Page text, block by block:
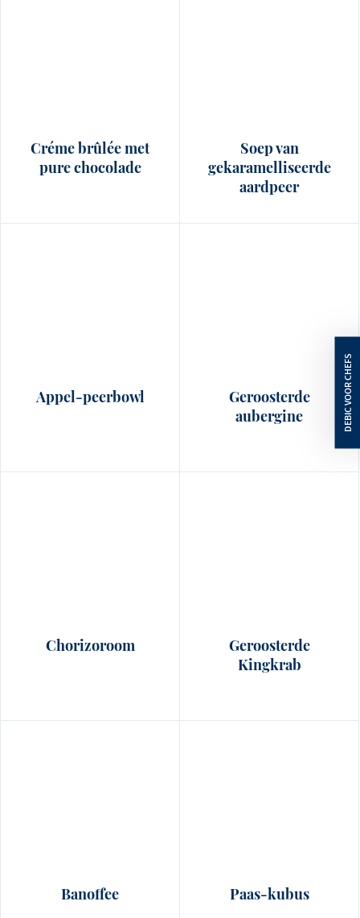
Créme brûlée met
pure chocolade
Soep van
gekaramelliseerde
aardpeer
Appel-peerbowl
Geroosterde
aubergine
Chorizoroom
Geroosterde
Kingkrab
Banoffee Paas‑kubus